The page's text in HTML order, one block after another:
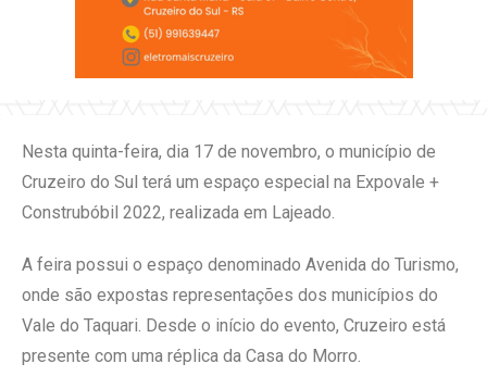
Nesta quinta-feira, dia 17 de novembro, o município de
Cruzeiro do Sul terá um espaço especial na Expovale +
Construbóbil 2022, realizada em Lajeado.
A feira possui o espaço denominado Avenida do Turismo,
onde são expostas representações dos municípios do
Vale do Taquari. Desde o início do evento, Cruzeiro está
presente com uma réplica da Casa do Morro.